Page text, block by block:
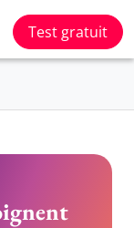
Test gratuit